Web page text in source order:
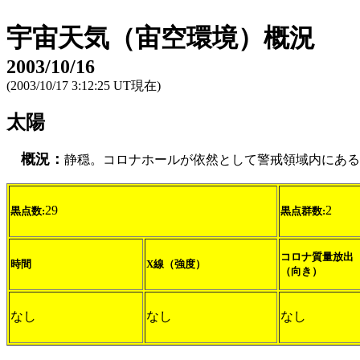
宇宙天気（宙空環境）概況
2003/10/16
(2003/10/17 3:12:25 UT現在)
太陽
概況： 静穏。コロナホールが依然として警戒領域内にある
黒点数:29 黒点群数:2
時間 X線（強度）
コロナ質量放出
（向き）
なし なし なし